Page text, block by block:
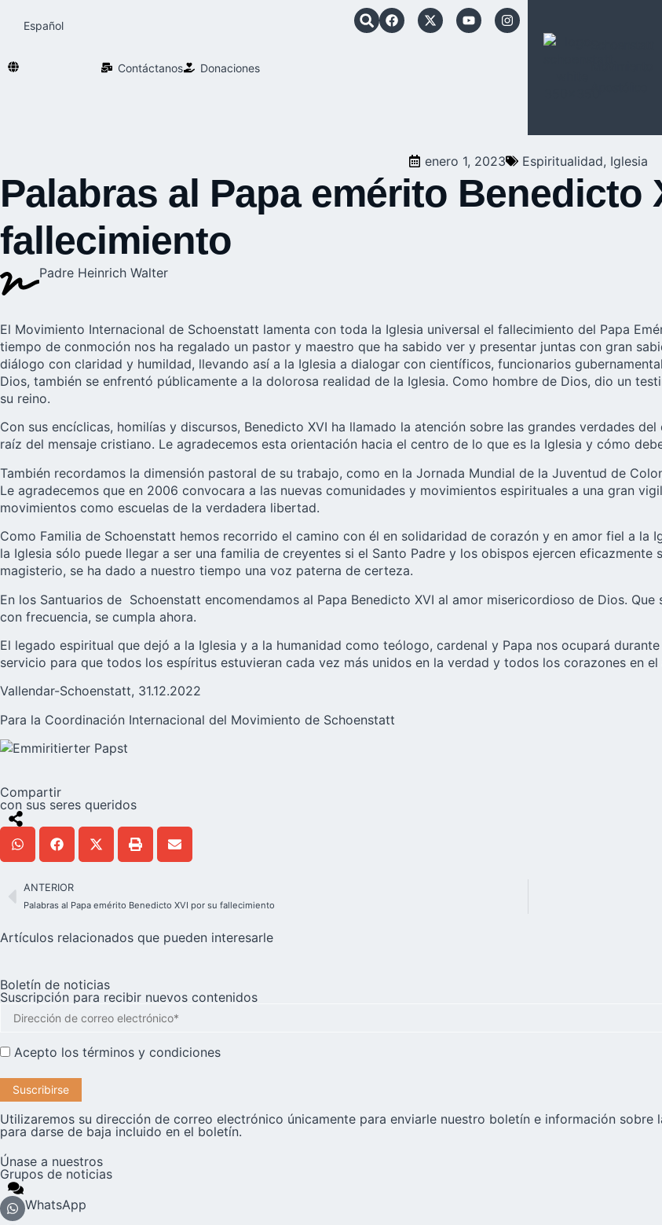
Español
Contáctanos Donaciones
enero 1, 2023 Espiritualidad, Iglesia
Palabras al Papa emérito Benedicto
fallecimiento
Padre Heinrich Walter
El Movimiento Internacional de Schoenstatt lamenta con toda la Iglesia universal el fallecimiento del Papa
tiempo de conmoción nos ha regalado un pastor y maestro que ha sabido ver y presentar juntas con gran
diálogo con claridad y humildad, llevando así a la Iglesia a dialogar con científicos, funcionarios
Dios, también se enfrentó públicamente a la dolorosa realidad de la Iglesia. Como hombre de Dios, dio un
su reino.
Con sus encíclicas, homilías y discursos, Benedicto XVI ha llamado la atención sobre las grandes verdades
raíz del mensaje cristiano. Le agradecemos esta orientación hacia el centro de lo que es la Iglesia y cómo
También recordamos la dimensión pastoral de su trabajo, como en la Jornada Mundial de la Juventud de
Le agradecemos que en 2006 convocara a las nuevas comunidades y movimientos espirituales a una gran
movimientos como escuelas de la verdadera libertad.
Como Familia de Schoenstatt hemos recorrido el camino con él en solidaridad de corazón y en amor fiel a la
la Iglesia sólo puede llegar a ser una familia de creyentes si el Santo Padre y los obispos ejercen
magisterio, se ha dado a nuestro tiempo una voz paterna de certeza.
En los Santuarios de Schoenstatt encomendamos al Papa Benedicto XVI al amor misericordioso de Dios. Que
con frecuencia, se cumpla ahora.
El legado espiritual que dejó a la Iglesia y a la humanidad como teólogo, cardenal y Papa nos ocupará
servicio para que todos los espíritus estuvieran cada vez más unidos en la verdad y todos los corazones en el
Vallendar-Schoenstatt, 31.12.2022
Para la Coordinación Internacional del Movimiento de Schoenstatt
Compartir
con sus seres queridos
ANTERIOR
Palabras al Papa emérito Benedicto XVI por su fallecimiento
Artículos relacionados que pueden interesarle
Boletín de noticias
Suscripción para recibir nuevos contenidos
Acepto los términos y condiciones
Utilizaremos su dirección de correo electrónico únicamente para enviarle nuestro boletín e información
para darse de baja incluido en el boletín.
Únase a nuestros
Grupos de noticias
WhatsApp